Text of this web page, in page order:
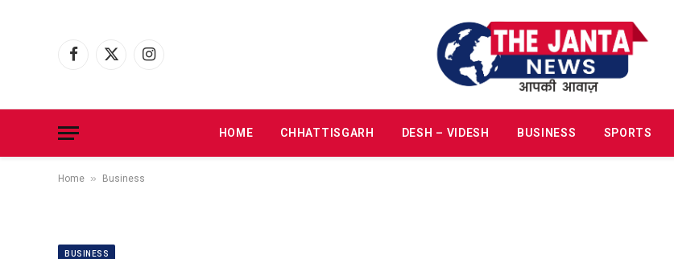
Facebook
X
Instagram
HOME CHHATTISGARH DESH – VIDESH BUSINESS SPORTS
Home » Business
BUSINESS